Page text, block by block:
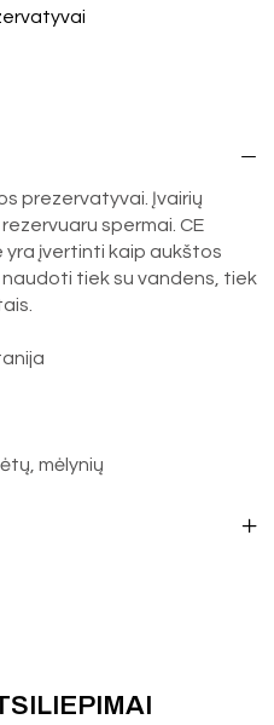
prezervatyvai. Įvairių
spermai. CE
yra įvertinti kaip aukštos
naudoti tiek su vandens, tiek
mėlynių